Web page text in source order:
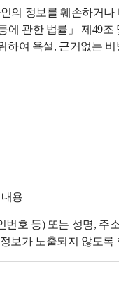
의 정보를 훼손하거나
관한 법률」 제49조
여 욕설, 근거없는 비
용
호 등) 또는 성명, 주
보가 노출되지 않도록